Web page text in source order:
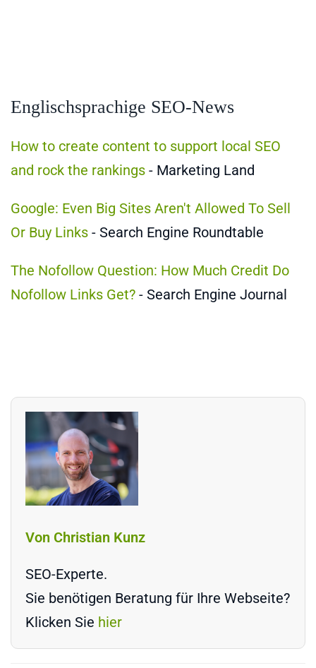
Englischsprachige SEO-News
How to create content to support local SEO
and rock the rankings - Marketing Land
Google: Even Big Sites Aren't Allowed To Sell
Or Buy Links - Search Engine Roundtable
The Nofollow Question: How Much Credit Do
Nofollow Links Get? - Search Engine Journal
Von Christian Kunz
SEO-Experte.
Sie benötigen Beratung für Ihre Webseite?
Klicken Sie hier